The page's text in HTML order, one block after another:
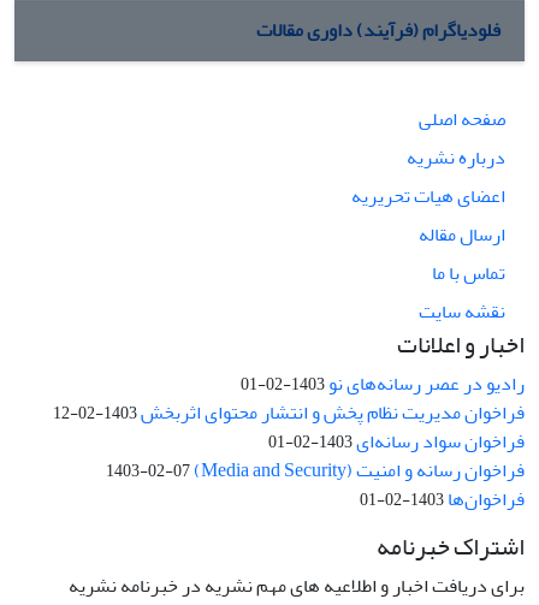
فلودیاگرام (فرآیند) داوری مقالات
صفحه اصلی
درباره نشریه
اعضای هیات تحریریه
ارسال مقاله
تماس با ما
نقشه سایت
اخبار و اعلانات
رادیو در عصر رسانه‌های نو1403-02-01
فراخوان مدیریت نظام پخش و انتشار محتوای اثربخش1403-02-12
فراخوان سواد رسانه‌ای1403-02-01
فراخوان رسانه و امنیت (Media and Security) 1403-02-07
فراخوان‌ها1403-02-01
اشتراک خبرنامه
برای دریافت اخبار و اطلاعیه های مهم نشریه در خبرنامه نشریه